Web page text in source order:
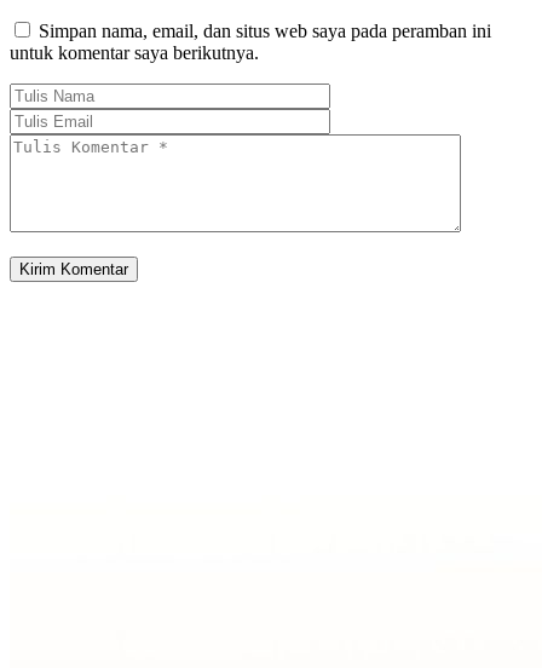
Simpan nama, email, dan situs web saya pada peramban ini
untuk komentar saya berikutnya.